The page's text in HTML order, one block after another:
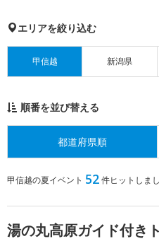
エリアを絞り込む
甲信越 新潟県
順番を並び替える
都道府県順
甲信越の夏イベント 52件ヒットしま
湯の丸高原ガイド付き